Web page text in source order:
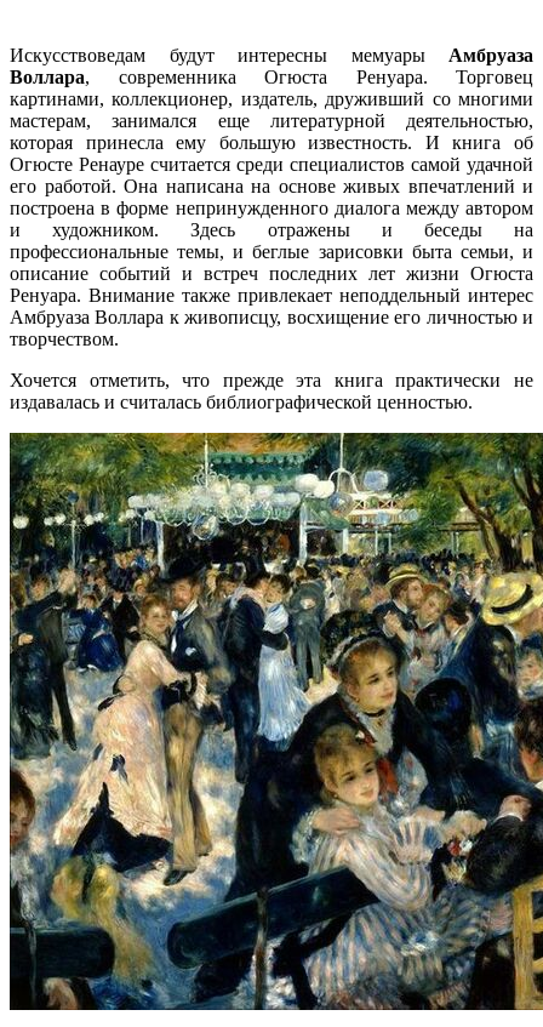
Искусствоведам будут интересны мемуары Амбруаза
Воллара, современника Огюста Ренуара. Торговец
картинами, коллекционер, издатель, друживший со многими
мастерам, занимался еще литературной деятельностью,
которая принесла ему большую известность. И книга об
Огюсте Ренауре считается среди специалистов самой удачной
его работой. Она написана на основе живых впечатлений и
построена в форме непринужденного диалога между автором
и художником. Здесь отражены и беседы на
профессиональные темы, и беглые зарисовки быта семьи, и
описание событий и встреч последних лет жизни Огюста
Ренуара. Внимание также привлекает неподдельный интерес
Амбруаза Воллара к живописцу, восхищение его личностью и
творчеством.
Хочется отметить, что прежде эта книга практически не
издавалась и считалась библиографической ценностью.